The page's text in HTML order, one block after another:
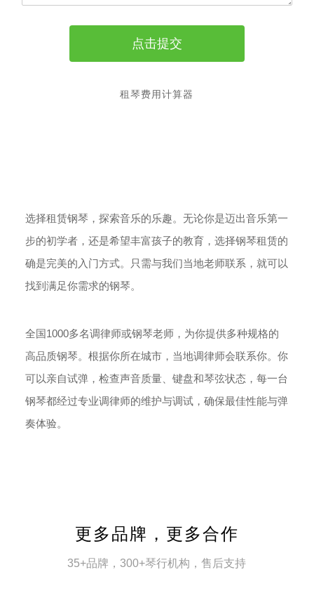
租琴费用计算器
选择租赁钢琴，探索音乐的乐趣。无论你是迈出音乐第一
步的初学者，还是希望丰富孩子的教育，选择钢琴租赁的
确是完美的入门方式。只需与我们当地老师联系，就可以
找到满足你需求的钢琴。
全国1000多名调律师或钢琴老师，为你提供多种规格的
高品质钢琴。根据你所在城市，当地调律师会联系你。你
可以亲自试弹，检查声音质量、键盘和琴弦状态，每一台
钢琴都经过专业调律师的维护与调试，确保最佳性能与弹
奏体验。
更多品牌，更多合作
35+品牌，300+琴行机构，售后支持